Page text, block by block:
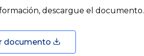
descargue el documento.
documento